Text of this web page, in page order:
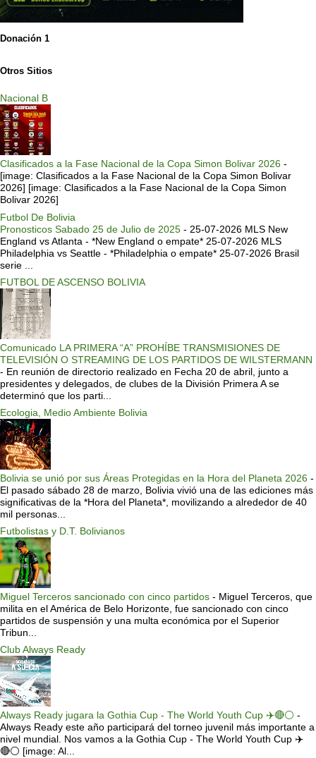
Donación 1
Otros Sitios
Nacional B
Clasificados a la Fase Nacional de la Copa Simon Bolivar 2026 -
[image: Clasificados a la Fase Nacional de la Copa Simon Bolivar
2026] [image: Clasificados a la Fase Nacional de la Copa Simon
Bolivar 2026]
Futbol De Bolivia
Pronosticos Sabado 25 de Julio de 2025 - 25-07-2026 MLS New
England vs Atlanta - *New England o empate* 25-07-2026 MLS
Philadelphia vs Seattle - *Philadelphia o empate* 25-07-2026 Brasil
serie ...
FUTBOL DE ASCENSO BOLIVIA
Comunicado LA PRIMERA “A” PROHÍBE TRANSMISIONES DE
TELEVISIÓN O STREAMING DE LOS PARTIDOS DE WILSTERMANN
- En reunión de directorio realizado en Fecha 20 de abril, junto a
presidentes y delegados, de clubes de la División Primera A se
determinó que los parti...
Ecologia, Medio Ambiente Bolivia
Bolivia se unió por sus Áreas Protegidas en la Hora del Planeta 2026 -
El pasado sábado 28 de marzo, Bolivia vivió una de las ediciones más
significativas de la *Hora del Planeta*, movilizando a alrededor de 40
mil personas...
Futbolistas y D.T. Bolivianos
Miguel Terceros sancionado con cinco partidos - Miguel Terceros, que
milita en el América de Belo Horizonte, fue sancionado con cinco
partidos de suspensión y una multa económica por el Superior
Tribun...
Club Always Ready
Always Ready jugara la Gothia Cup - The World Youth Cup ✈️🔴⚪️ -
Always Ready este año participará del torneo juvenil más importante a
nivel mundial. Nos vamos a la Gothia Cup - The World Youth Cup ✈️
🔴⚪️ [image: Al...